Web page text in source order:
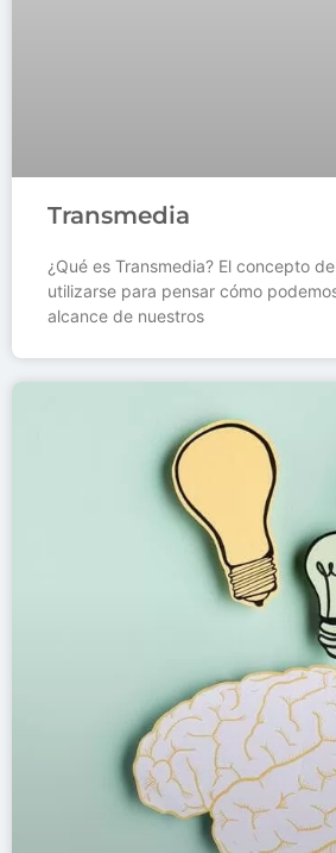
Transmedia
¿Qué es Transmedia? El concepto
utilizarse para pensar cómo
alcance de nuestros